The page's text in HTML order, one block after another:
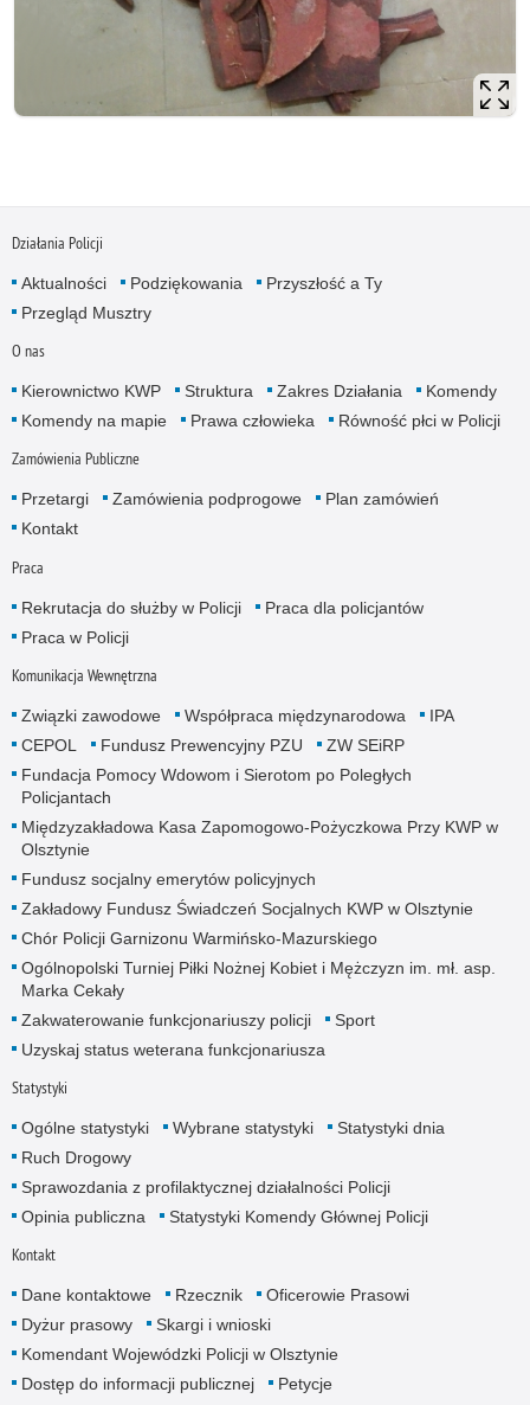
Działania Policji
Aktualności Podziękowania
Przyszłość a Ty
Przegląd Musztry
O nas
Kierownictwo KWP Struktura Zakres Działania
Komendy
Komendy na mapie
Prawa człowieka Równość płci w Policji
Zamówienia Publiczne
Przetargi Zamówienia podprogowe
Plan zamówień
Kontakt
Praca
Rekrutacja do służby w Policji
Praca dla policjantów
Praca w Policji
Komunikacja Wewnętrzna
Związki zawodowe Współpraca międzynarodowa
IPA
CEPOL
Fundusz Prewencyjny PZU
ZW SEiRP
Fundacja Pomocy Wdowom i Sierotom po Poległych
Policjantach
Międzyzakładowa Kasa Zapomogowo-Pożyczkowa Przy KWP w
Olsztynie
Fundusz socjalny emerytów policyjnych
Zakładowy Fundusz Świadczeń Socjalnych KWP w Olsztynie
Chór Policji Garnizonu Warmińsko-Mazurskiego
Ogólnopolski Turniej Piłki Nożnej Kobiet i Mężczyzn im. mł. asp.
Marka Cekały
Zakwaterowanie funkcjonariuszy policji
Sport
Uzyskaj status weterana funkcjonariusza
Statystyki
Ogólne statystyki Wybrane statystyki
Statystyki dnia
Ruch Drogowy
Sprawozdania z profilaktycznej działalności Policji
Opinia publiczna
Statystyki Komendy Głównej Policji
Kontakt
Dane kontaktowe Rzecznik
Oficerowie Prasowi
Dyżur prasowy
Skargi i wnioski
Komendant Wojewódzki Policji w Olsztynie
Dostęp do informacji publicznej
Petycje